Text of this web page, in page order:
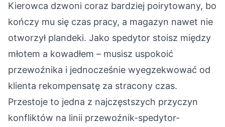
Kierowca dzwoni coraz bardziej poirytowany, bo
kończy mu się czas pracy, a magazyn nawet nie
otworzył plandeki. Jako spedytor stoisz między
młotem a kowadłem – musisz uspokoić
przewoźnika i jednocześnie wyegzekwować od
klienta rekompensatę za stracony czas.
Przestoje to jedna z najczęstszych przyczyn
konfliktów na linii przewoźnik-spedytor-